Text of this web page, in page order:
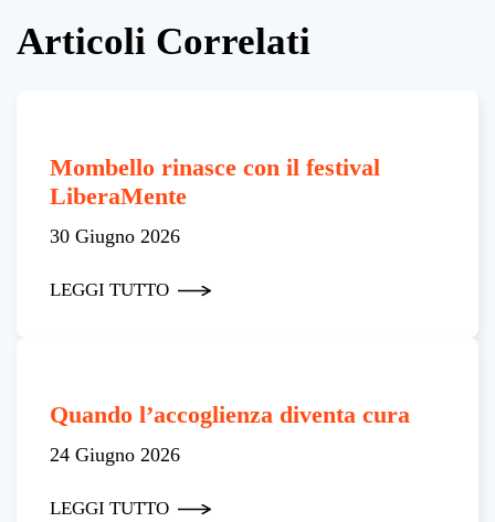
Articoli Correlati
Mombello rinasce con il festival
LiberaMente
30 Giugno 2026
LEGGI TUTTO
Quando l’accoglienza diventa cura
24 Giugno 2026
LEGGI TUTTO